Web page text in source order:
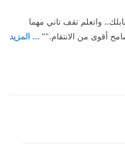
واتعلم تقف تاني مهما
أقوى من الانتقام."" ... المزيد